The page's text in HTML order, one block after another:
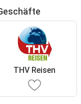
THV Reisen